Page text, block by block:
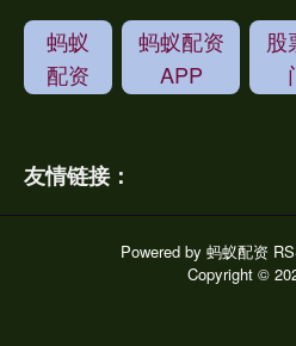
蚂蚁
配资
蚂蚁配资
APP
股
友情链接：
Powered by 蚂蚁配资
Copyright©